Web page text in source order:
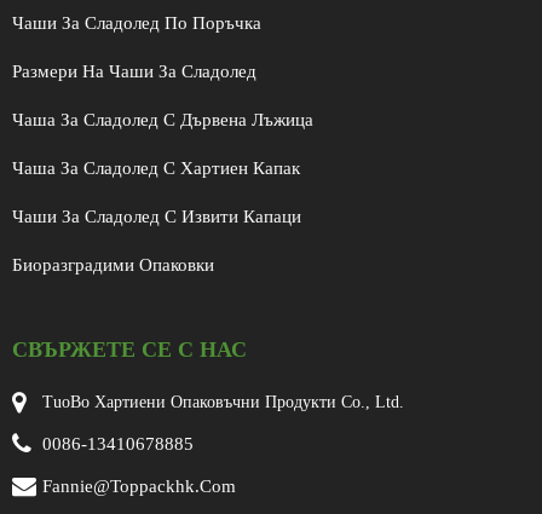
Чаши За Сладолед По Поръчка
Размери На Чаши За Сладолед
Чаша За Сладолед С Дървена Лъжица
Чаша За Сладолед С Хартиен Капак
Чаши За Сладолед С Извити Капаци
Биоразградими Опаковки
СВЪРЖЕТЕ СЕ С НАС
TuoBo Хартиени Опаковъчни Продукти Co., Ltd.
0086-13410678885
Fannie@toppackhk.com